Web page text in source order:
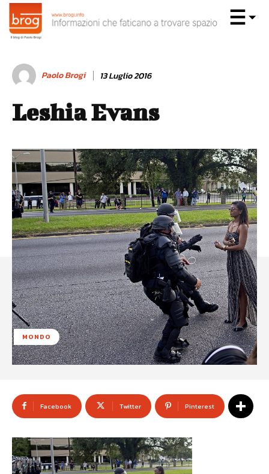
Paolo Brogi 13 Luglio 2016
Leshia Evans
MONDO
Facebook Twitter Pinterest